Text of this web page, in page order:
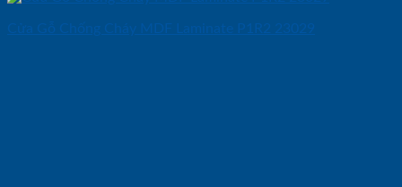
Cửa Gỗ Chống Cháy MDF Laminate P1R2 23029